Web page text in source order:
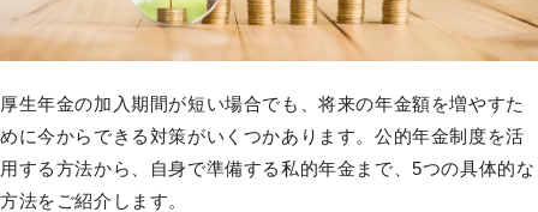
厚生年金の加入期間が短い場合でも、将来の年金額を増やすた
めに今からできる対策がいくつかあります。公的年金制度を活
用する方法から、自身で準備する私的年金まで、5つの具体的な
方法をご紹介します。